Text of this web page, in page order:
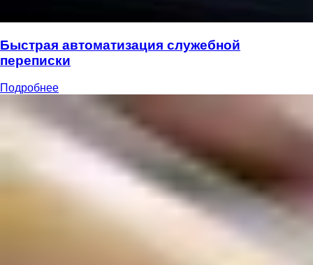
Быстрая автоматизация служебной
переписки
Подробнее